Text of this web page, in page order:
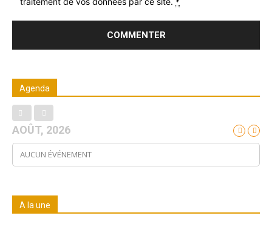
Agenda
AOÛT, 2026
AUCUN ÉVÉNEMENT
A la une